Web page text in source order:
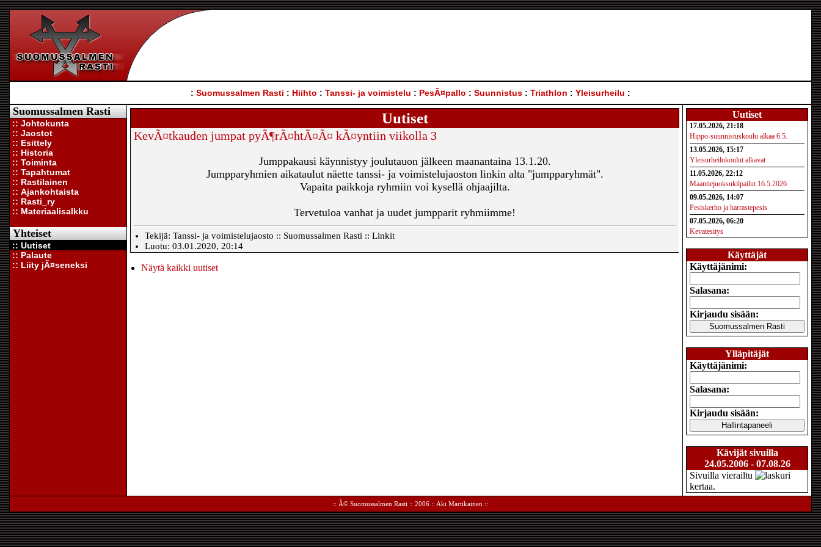
: Suomussalmen Rasti : Hiihto : Tanssi- ja voimistelu : PesÃ¤pallo : Suunnistus : Triathlon : Yleisurheilu :
Suomussalmen Rasti
:: Johtokunta
:: Jaostot
:: Esittely
:: Historia
:: Toiminta
:: Tapahtumat
:: Rastilainen
:: Ajankohtaista
:: Rasti_ry
:: Materiaalisalkku
Yhteiset
:: Uutiset
:: Palaute
:: Liity jÃ¤seneksi
Uutiset
KevÃ¤tkauden jumpat pyÃ¶rÃ¤htÃ¤Ã¤ kÃ¤yntiin viikolla 3
Jumppakausi käynnistyy joulutauon jälkeen maanantaina 13.1.20.
Jumpparyhmien aikataulut näette tanssi- ja voimistelujaoston linkin alta "jumpparyhmät".
Vapaita paikkoja ryhmiin voi kysellä ohjaajilta.
Tervetuloa vanhat ja uudet jumpparit ryhmiimme!
Tekijä: Tanssi- ja voimistelujaosto :: Suomussalmen Rasti :: Linkit
Luotu: 03.01.2020, 20:14
Näytä kaikki uutiset
Uutiset
17.05.2026, 21:18
Hippo-suunnistuskoulu alkaa 6.5.
13.05.2026, 15:17
Yleisurheilukoulut alkavat
11.05.2026, 22:12
Maantiejuoksukilpailut 16.5.2026
09.05.2026, 14:07
Pesiskerho ja harrastepesis
07.05.2026, 06:20
Kevatesitys
Käyttäjät
Käyttäjänimi:
Salasana:
Kirjaudu sisään:
Ylläpitäjät
Käyttäjänimi:
Salasana:
Kirjaudu sisään:
Kävijät sivuilla
24.05.2006 - 07.08.26
Sivuilla vierailtu
kertaa.
:: Â© Suomussalmen Rasti :: 2006 :: Aki Martikainen ::